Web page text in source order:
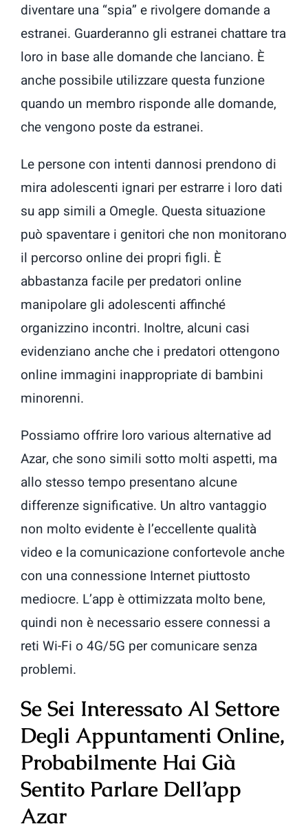
diventare una “spia” e rivolgere domande a
estranei. Guarderanno gli estranei chattare tra
loro in base alle domande che lanciano. È
anche possibile utilizzare questa funzione
quando un membro risponde alle domande,
che vengono poste da estranei.
Le persone con intenti dannosi prendono di
mira adolescenti ignari per estrarre i loro dati
su app simili a Omegle. Questa situazione
può spaventare i genitori che non monitorano
il percorso online dei propri figli. È
abbastanza facile per predatori online
manipolare gli adolescenti affinché
organizzino incontri. Inoltre, alcuni casi
evidenziano anche che i predatori ottengono
online immagini inappropriate di bambini
minorenni.
Possiamo offrire loro various alternative ad
Azar, che sono simili sotto molti aspetti, ma
allo stesso tempo presentano alcune
differenze significative. Un altro vantaggio
non molto evidente è l’eccellente qualità
video e la comunicazione confortevole anche
con una connessione Internet piuttosto
mediocre. L’app è ottimizzata molto bene,
quindi non è necessario essere connessi a
reti Wi-Fi o 4G/5G per comunicare senza
problemi.
Se Sei Interessato Al Settore
Degli Appuntamenti Online,
Probabilmente Hai Già
Sentito Parlare Dell’app
Azar